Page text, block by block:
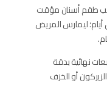
طقم أسنان مؤقت
ليمارس المريض
نهائية بدقة
أو الخزف